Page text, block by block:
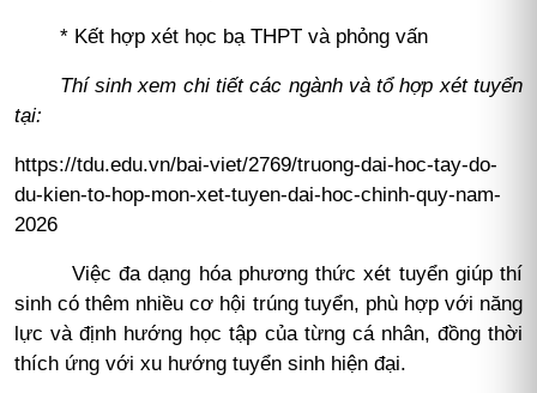
* Kết hợp xét học bạ THPT và phỏng vấn
Thí sinh xem chi tiết các ngành và tổ hợp xét tuyển
tại:
https://tdu.edu.vn/bai-viet/2769/truong-dai-hoc-tay-do-
du-kien-to-hop-mon-xet-tuyen-dai-hoc-chinh-quy-nam-
2026
Việc đa dạng hóa phương thức xét tuyển giúp thí
sinh có thêm nhiều cơ hội trúng tuyển, phù hợp với năng
lực và định hướng học tập của từng cá nhân, đồng thời
thích ứng với xu hướng tuyển sinh hiện đại.